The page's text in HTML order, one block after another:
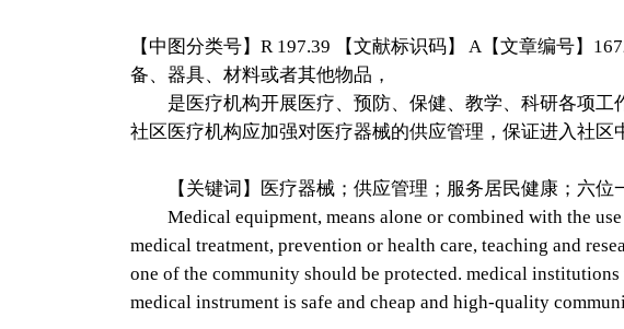
【中图分类号】R 197.39 【文献标识码】 A【文章编号
备、器具、材料或者其他物品，
是医疗机构开展医疗、预防、保健、教学、科研各项工
社区医疗机构应加强对医疗器械的供应管理，保证进入社
【关键词】医疗器械；供应管理；服务居民健康；六位
Medical equipment, means alone or combined with the use
medical treatment, prevention or health care, teaching and
one of the community should be protected. medical
medical instrument is safe and cheap and high-quality